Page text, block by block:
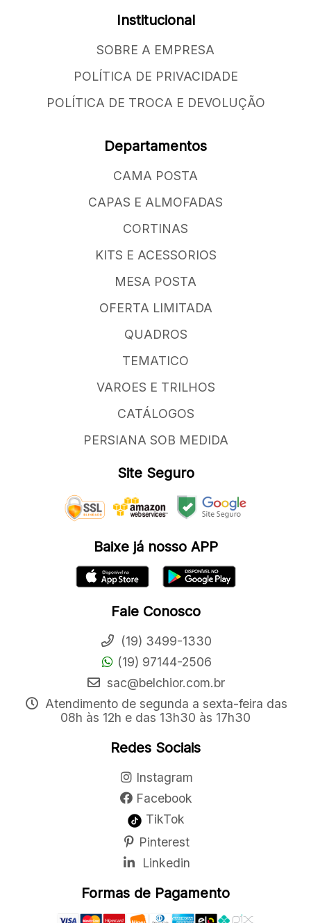
Institucional
SOBRE A EMPRESA
POLÍTICA DE PRIVACIDADE
POLÍTICA DE TROCA E DEVOLUÇÃO
Departamentos
CAMA POSTA
CAPAS E ALMOFADAS
CORTINAS
KITS E ACESSORIOS
MESA POSTA
OFERTA LIMITADA
QUADROS
TEMATICO
VAROES E TRILHOS
CATÁLOGOS
PERSIANA SOB MEDIDA
Site Seguro
Baixe já nosso APP
Fale Conosco
(19) 3499-1330
(19) 97144-2506
sac@belchior.com.br
Atendimento de segunda a sexta-feira das
08h às 12h e das 13h30 às 17h30
Redes Sociais
Instagram
Facebook
TikTok
Pinterest
Linkedin
Formas de Pagamento